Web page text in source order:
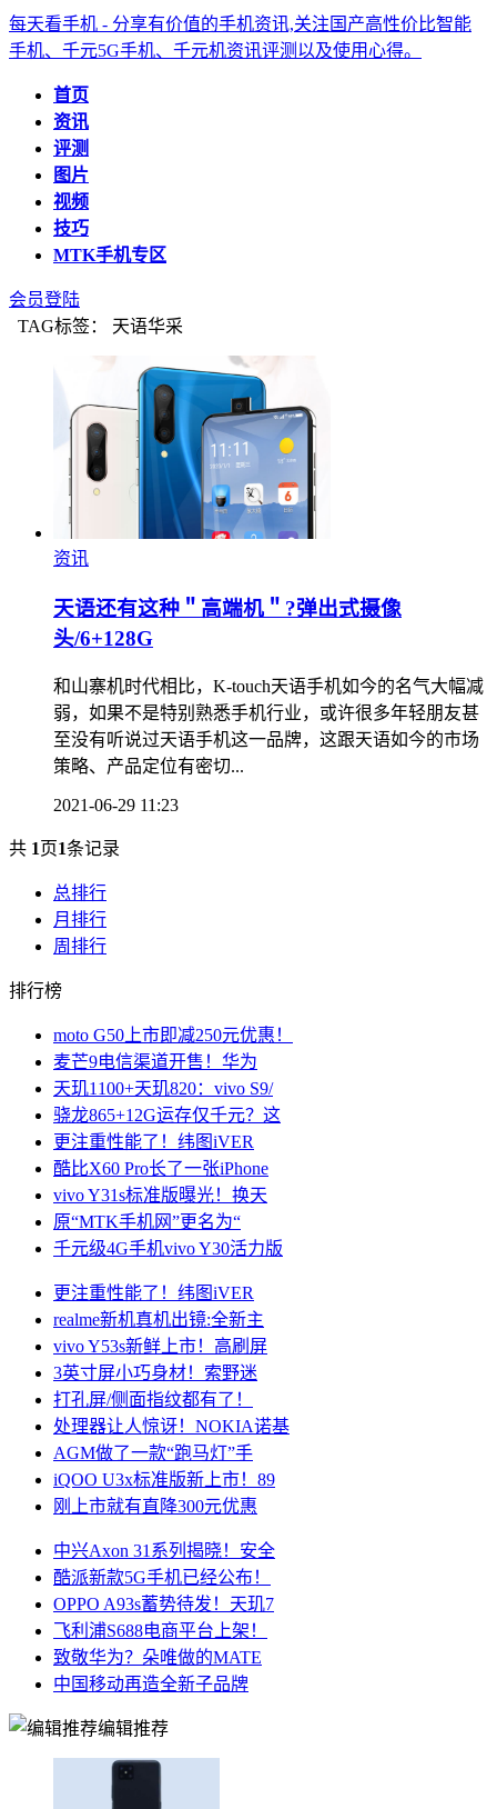
每天看手机 - 分享有价值的手机资讯,关注国产高性价比智能
手机、千元5G手机、千元机资讯评测以及使用心得。
首页
资讯
评测
图片
视频
技巧
MTK手机专区
会员登陆
TAG标签： 天语华采
资讯
天语还有这种＂高端机＂?弹出式摄像
头/6+128G
和山寨机时代相比，K-touch天语手机如今的名气大幅减
弱，如果不是特别熟悉手机行业，或许很多年轻朋友甚
至没有听说过天语手机这一品牌，这跟天语如今的市场
策略、产品定位有密切...
2021-06-29 11:23
共 1页1条记录
总排行
月排行
周排行
排行榜
moto G50上市即减250元优惠！
麦芒9电信渠道开售！华为
天玑1100+天玑820：vivo S9/
骁龙865+12G运存仅千元？这
更注重性能了！纬图iVER
酷比X60 Pro长了一张iPhone
vivo Y31s标准版曝光！换天
原“MTK手机网”更名为“
千元级4G手机vivo Y30活力版
更注重性能了！纬图iVER
realme新机真机出镜:全新主
vivo Y53s新鲜上市！高刷屏
3英寸屏小巧身材！索野迷
打孔屏/侧面指纹都有了！
处理器让人惊讶！NOKIA诺基
AGM做了一款“跑马灯”手
iQOO U3x标准版新上市！89
刚上市就有直降300元优惠
中兴Axon 31系列揭晓！安全
酷派新款5G手机已经公布！
OPPO A93s蓄势待发！天玑7
飞利浦S688电商平台上架！
致敬华为？朵唯做的MATE
中国移动再造全新子品牌
编辑推荐